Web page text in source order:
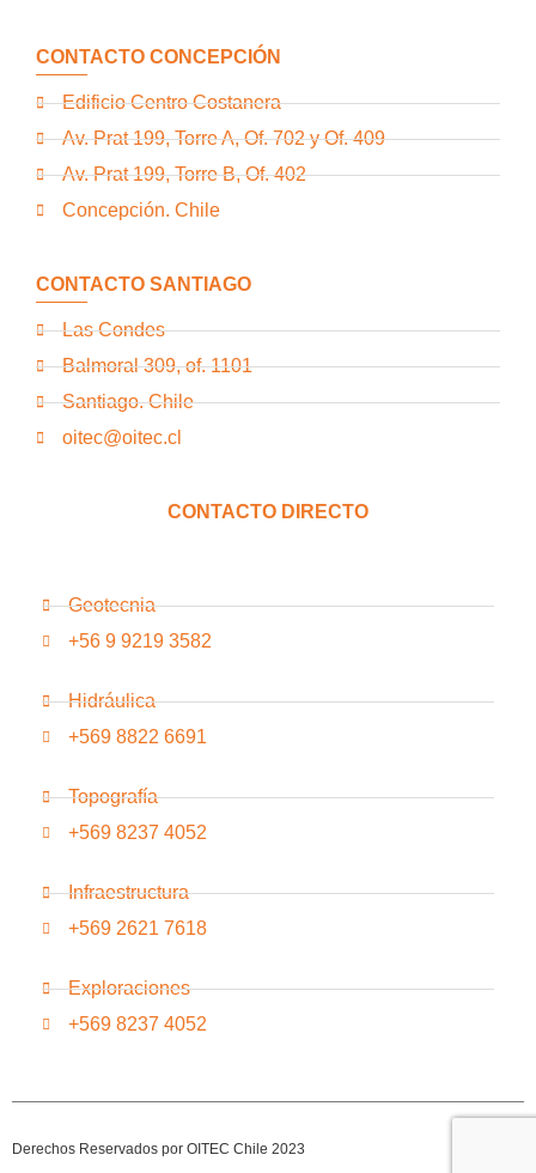
CONTACTO CONCEPCIÓN
Edificio Centro Costanera
Av. Prat 199, Torre A, Of. 702 y Of. 409
Av. Prat 199, Torre B, Of. 402
Concepción. Chile
CONTACTO SANTIAGO
Las Condes
Balmoral 309, of. 1101
Santiago. Chile
oitec@oitec.cl
CONTACTO DIRECTO
Geotecnia
+56 9 9219 3582
Hidráulica
+569 8822 6691
Topografía
+569 8237 4052
Infraestructura
+569 2621 7618
Exploraciones
+569 8237 4052
Derechos Reservados por OITEC Chile 2023